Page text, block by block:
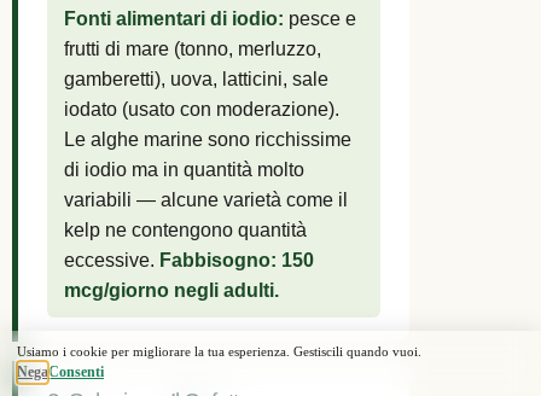
Fonti alimentari di iodio: pesce e
frutti di mare (tonno, merluzzo,
gamberetti), uova, latticini, sale
iodato (usato con moderazione).
Le alghe marine sono ricchissime
di iodio ma in quantità molto
variabili — alcune varietà come il
kelp ne contengono quantità
eccessive. Fabbisogno: 150
mcg/giorno negli adulti.